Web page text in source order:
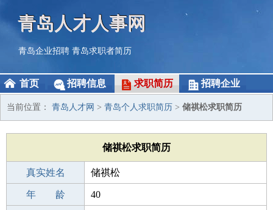
青岛人才人事网
青岛企业招聘 青岛求职者简历
首页 招聘信息 求职简历 招聘企业
当前位置： 青岛人才网 > 青岛个人求职简历 > 储祺松求职简历
储祺松求职简历
真实姓名 储祺松
性 别 男
年 龄 40